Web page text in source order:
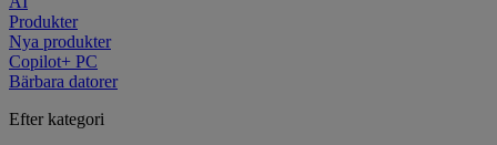
Produkter
Nya produkter
Copilot+ PC
Bärbara datorer
Efter kategori